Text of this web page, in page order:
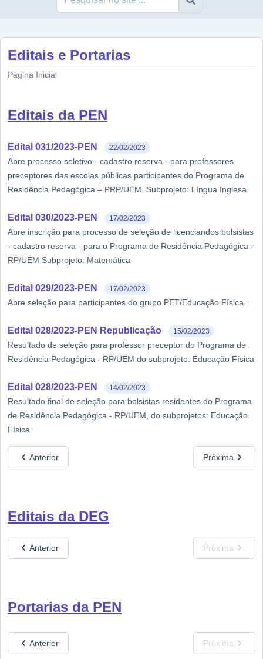
Editais e Portarias
Página Inicial
Editais da PEN
Edital 031/2023-PEN 22/02/2023
Abre processo seletivo - cadastro reserva - para professores
preceptores das escolas públicas participantes do Programa de
Residência Pedagógica – PRP/UEM. Subprojeto: Língua Inglesa.
Edital 030/2023-PEN 17/02/2023
Abre inscrição para processo de seleção de licenciandos bolsistas
- cadastro reserva - para o Programa de Residência Pedagógica -
RP/UEM Subprojeto: Matemática
Edital 029/2023-PEN 17/02/2023
Abre seleção para participantes do grupo PET/Educação Física.
Edital 028/2023-PEN Republicação 15/02/2023
Resultado de seleção para professor preceptor do Programa de
Residência Pedagógica - RP/UEM do subprojeto: Educação Física
Edital 028/2023-PEN 14/02/2023
Resultado final de seleção para bolsistas residentes do Programa
de Residência Pedagógica - RP/UEM, do subprojetos: Educação
Física
Anterior Próxima
Editais da DEG
Anterior Próxima
Portarias da PEN
Anterior Próxima